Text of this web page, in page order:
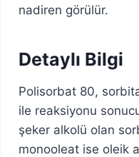
nadiren görülür.
Detaylı Bilgi
Polisorbat 80,
ile reaksiyonu
şeker alkolü olan
monooleat ise oleik